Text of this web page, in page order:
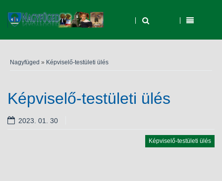
Nagyfüged » Képviselő-testületi ülés
Képviselő-testületi ülés
2023. 01. 30
Képviselő-testületi ülés